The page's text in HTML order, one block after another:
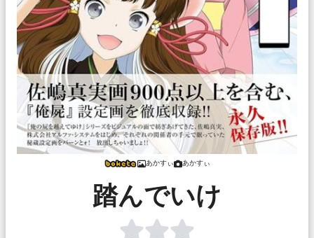
あかすぃ あかすぃ
踏んでいけ